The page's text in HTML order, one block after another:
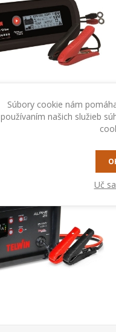
Súbory cookie nám
používaním našich služieb
Uč